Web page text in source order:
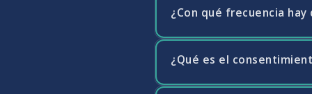
transparente y en un
El aviso legal contiene la
para cualquier web que
¿Con qué frecuencia
La política de privacidad
¿Qué es el